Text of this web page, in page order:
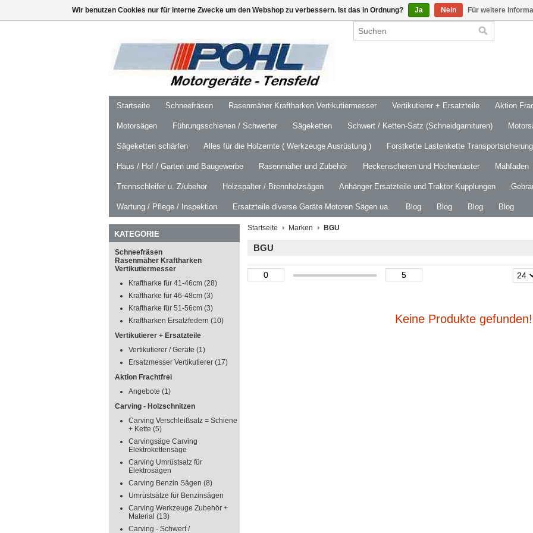
Startseite Schneefräsen Rasenmäher Kraftharken Vertikutiermesser Vertikutierer + Ersatzteile Aktion
Motorsägen Führungsschienen / Schwerter Sägeketten Schwert / Ketten-Satz (Schneidgarnituren)
Sägeketten schärfen Alles für die Holzernte ( Werkzeuge Ausrüstung ) Forstkette Lastenkette
Haus / Hof / Garten und Baugewerbe Rasenmäher und Zubehör Heckenscheren und Hochentaster Mähfaden
Trennschleifer u. Z/ubehör Holzspalter / Brennholzsägen Anhänger Ersatzteile und Traktor Kupplungen
Wartung / Pflege / Inspektion Ersatzteile diverse Geräte Motoren Sägen ua. Blog Blog Blog Blog
KATEGORIE
Schneefräsen
Rasenmäher Kraftharken
Vertikutiermesser
Kraftharke für 41-46cm (28)
Kraftharke für 46-48cm (3)
Kraftharke für 51-56cm (3)
Kraftharken Ersatzfedern (10)
Vertikutierer + Ersatzteile
Vertikutierer / Geräte (1)
Ersatzmesser Vertikutierer (17)
Aktion Frachtfrei
Angebote (1)
Carving - Holzschnitzen
Carving Verschleißsatz = Schiene
+ Kette (5)
Carvingsäge Carving
Elektrokettensäge
Carving Umrüstsatz für
Elektrosägen
Carving Benzin Sägen (8)
Umrüstsätze für Benzinsägen
Carving Werkzeuge Zubehör +
Material (13)
Carving - Schwert /
Startseite Marken BGU
BGU
Keine Produkte
Wir benutzen Cookies nur für interne Zwecke um den Webshop zu verbessern. Ist das in Ordnung? Ja Nein Für weitere